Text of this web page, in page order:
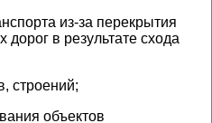
из-за перекрытия
в результате схода
строений;
объектов